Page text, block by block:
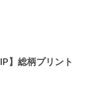
】総柄プリント